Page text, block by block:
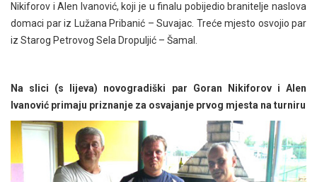
Nikiforov i Alen Ivanović, koji je u finalu pobijedio branitelje naslova
domaci par iz Lužana Pribanić – Suvajac. Treće mjesto osvojio par
iz Starog Petrovog Sela Dropuljić – Šamal.
Na slici (s lijeva) novogradiški par Goran Nikiforov i Alen
Ivanović primaju priznanje za osvajanje prvog mjesta na turniru